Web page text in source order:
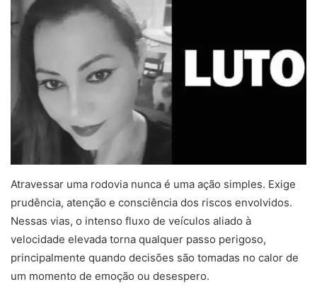
Atravessar uma rodovia nunca é uma ação simples. Exige
prudência, atenção e consciência dos riscos envolvidos.
Nessas vias, o intenso fluxo de veículos aliado à
velocidade elevada torna qualquer passo perigoso,
principalmente quando decisões são tomadas no calor de
um momento de emoção ou desespero.